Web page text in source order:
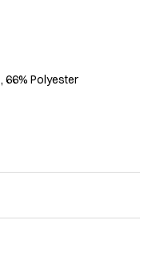
, 66% Polyester